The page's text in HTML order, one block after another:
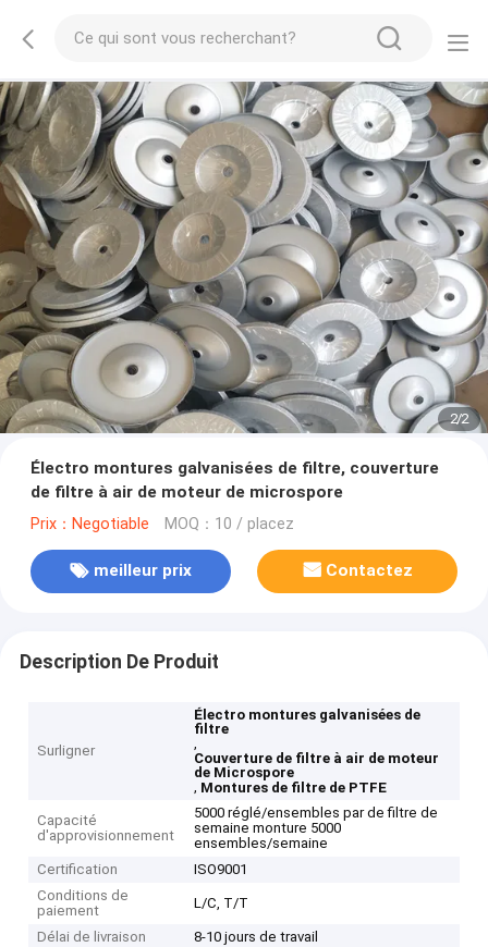
2/2
Électro montures galvanisées de filtre, couverture
de filtre à air de moteur de microspore
Prix：Negotiable MOQ：10 / placez
meilleur prix Contactez
Description De Produit
Surligner
Électro montures galvanisées de
filtre
,
Couverture de filtre à air de moteur
de Microspore
, Montures de filtre de PTFE
Capacité
d'approvisionnement
5000 réglé/ensembles par de filtre de
semaine monture 5000
ensembles/semaine
Certification
ISO9001
Conditions de
paiement
L/C, T/T
Délai de livraison 8-10 jours de travail